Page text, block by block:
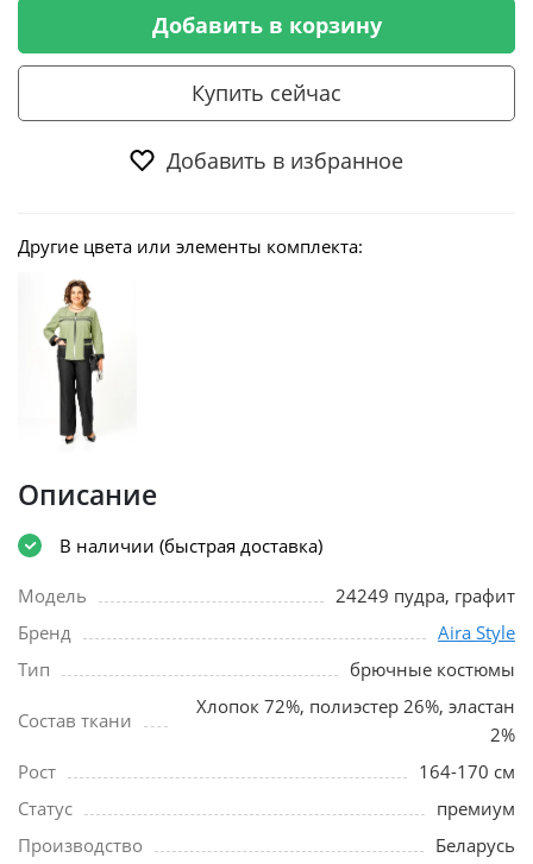
Добавить в корзину
Купить сейчас
Добавить в избранное
Другие цвета или элементы комплекта:
Описание
В наличии (быстрая доставка)
Модель
24249 пудра, графит
Бренд
Aira Style
Тип
брючные костюмы
Состав ткани
Хлопок 72%, полиэстер 26%, эластан
2%
Рост
164-170 см
Статус
премиум
Производство
Беларусь